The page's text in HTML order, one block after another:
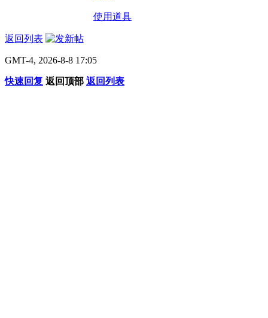
使用道具
返回列表
GMT-4, 2026-8-8 17:05
快速回复 返回顶部 返回列表